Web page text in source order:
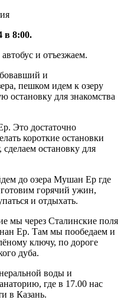
в 8:00.
и отъезжаем.
и
пешком идем к озеру
остановку для знакомства
Это достаточно
короткие остановки
остановку для
до озера Мушан Ер где
горячий ужин,
и отдыхать.
мы через Сталинские поля
Ер. Там мы пообедаем и
ключу, по дороге
дуба.
воды и
где в 17.00 нас
в Казань.